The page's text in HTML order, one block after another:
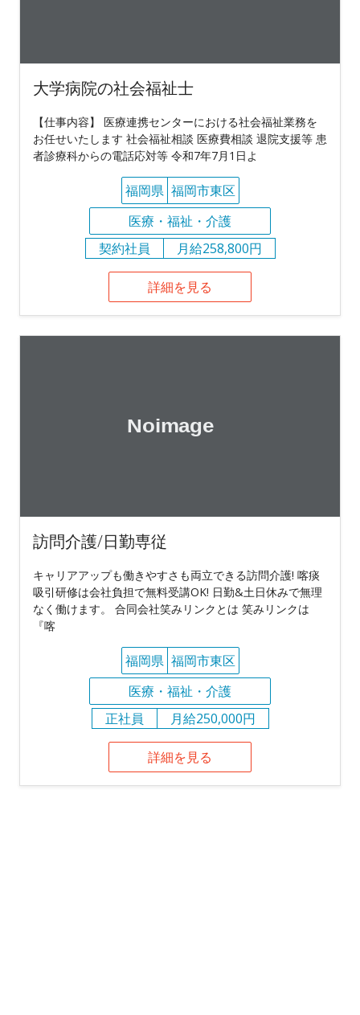
大学病院の社会福祉士
【仕事内容】 医療連携センターにおける社会福祉業務を
お任せいたします 社会福祉相談 医療費相談 退院支援等 患
者診療科からの電話応対等 令和7年7月1日よ
福岡県 福岡市東区
医療・福祉・介護
契約社員
月給258,800円
詳細を見る
訪問介護/日勤専従
キャリアアップも働きやすさも両立できる訪問介護! 喀痰
吸引研修は会社負担で無料受講OK! 日勤&土日休みで無理
なく働けます。 合同会社笑みリンクとは 笑みリンクは
『喀
福岡県 福岡市東区
医療・福祉・介護
正社員
月給250,000円
詳細を見る